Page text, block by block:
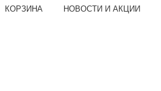
КОРЗИНА НОВОСТИ И АКЦИИ